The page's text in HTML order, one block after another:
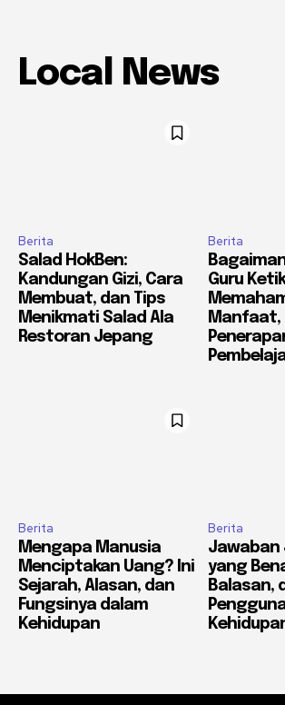
Local News
Berita
Salad HokBen:
Kandungan Gizi, Cara
Membuat, dan Tips
Menikmati Salad Ala
Restoran Jepang
Berita
Guru
Manfaat,
Berita
Mengapa Manusia
Menciptakan Uang? Ini
Sejarah, Alasan, dan
Fungsinya dalam
Kehidupan
Berita
Jawaban
yang
Balasan,